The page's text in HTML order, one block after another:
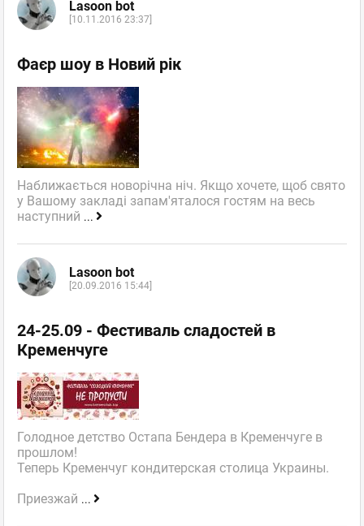
Lasoon bot
[10.11.2016 23:37]
Фаєр шоу в Новий рік
Наближається новорічна ніч. Якщо хочете, щоб свято
у Вашому закладі запам'яталося гостям на весь
наступний ...
Lasoon bot
[20.09.2016 15:44]
24-25.09 - Фестиваль сладостей в
Кременчуге
Голодное детство Остапа Бендера в Кременчуге в
прошлом!
Теперь Кременчуг кондитерская столица Украины.
Приезжай ...